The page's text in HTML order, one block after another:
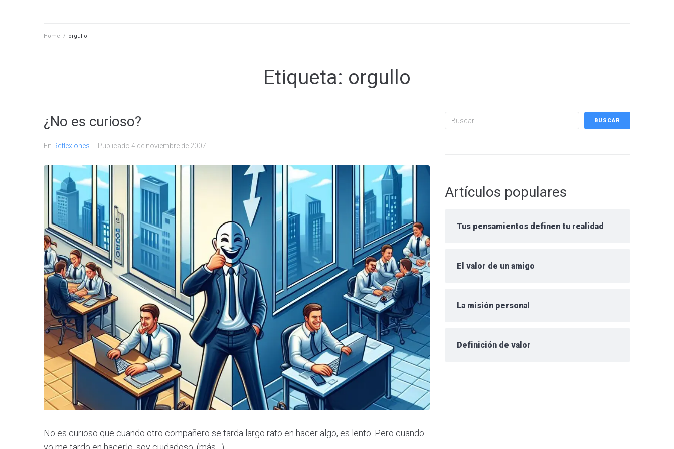
Home / orgullo
Etiqueta: orgullo
¿No es curioso?
En Reflexiones Publicado 4 de noviembre de 2007
No es curioso que cuando otro compañero se tarda largo rato en hacer algo, es lento. Pero cuando
Buscar BUSCAR
Artículos populares
Tus pensamientos definen tu realidad
El valor de un amigo
La misión personal
Definición de valor